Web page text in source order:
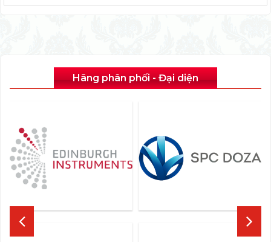
Hãng phân phối - Đại diện